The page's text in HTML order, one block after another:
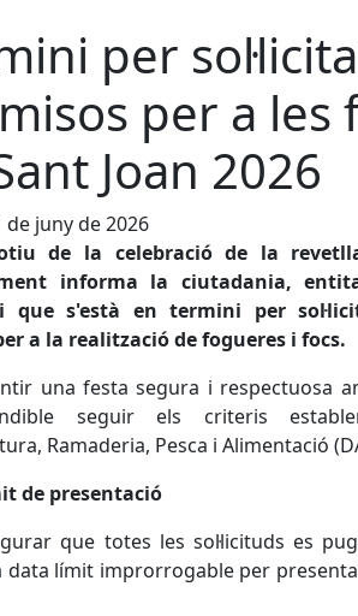
per
per a les
Joan 2026
de juny de 2026
de la celebració de la
informa la ciutadania,
que s'està en termini per
a la realització de fogueres i focs.
una festa segura i respectuosa
seguir els criteris
Ramaderia, Pesca i Alimentació
de presentació
que totes les sol·licituds es
data límit improrrogable per